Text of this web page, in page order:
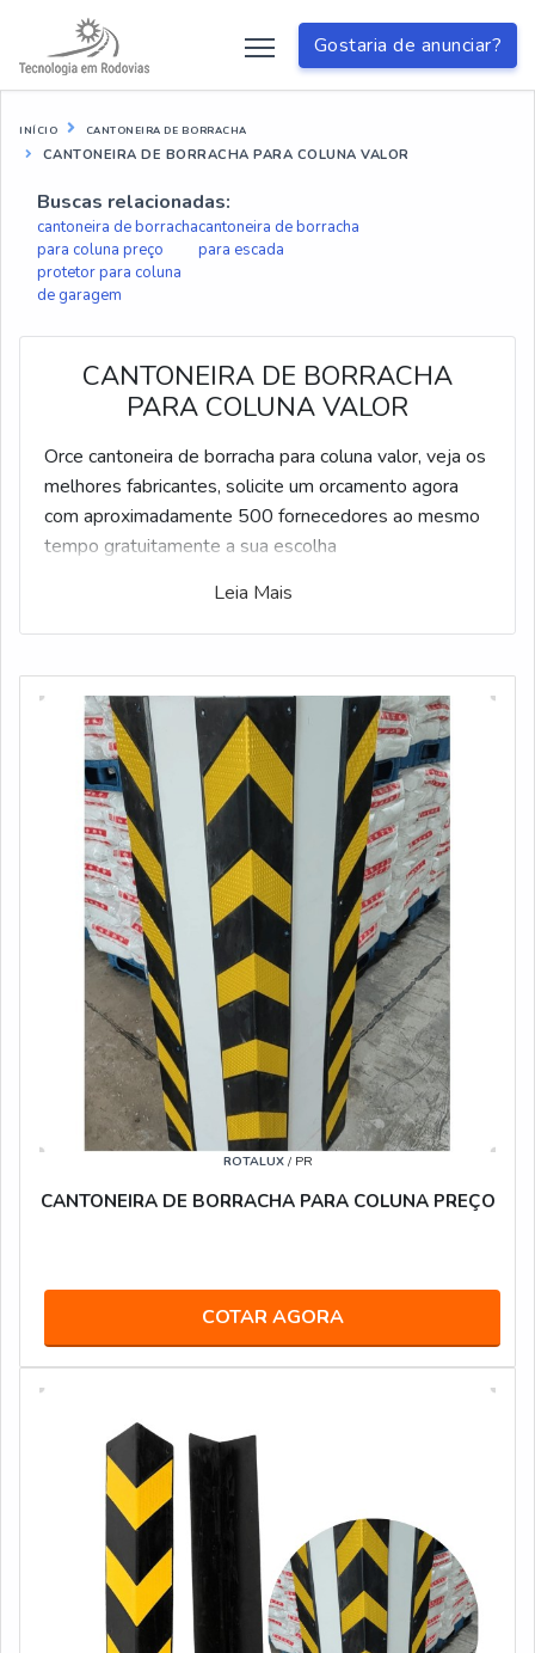
Gostaria de anunciar?
INÍCIO CANTONEIRA DE BORRACHA
CANTONEIRA DE BORRACHA PARA COLUNA VALOR
Buscas relacionadas:
cantoneira de borracha
para coluna preço
cantoneira de borracha
para escada
protetor para coluna
de garagem
CANTONEIRA DE BORRACHA
PARA COLUNA VALOR
Orce cantoneira de borracha para coluna valor, veja os
melhores fabricantes, solicite um orcamento agora
com aproximadamente 500 fornecedores ao mesmo
tempo gratuitamente a sua escolha
Bastão de Manobra
Leia Mais
ROTALUX/ PR
CANTONEIRA DE BORRACHA PARA COLUNA PREÇO
COTAR AGORA